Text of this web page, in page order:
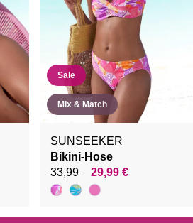
Sale
Mix & Match
SUNSEEKER
Bikini-Hose
33,99
29,99 €